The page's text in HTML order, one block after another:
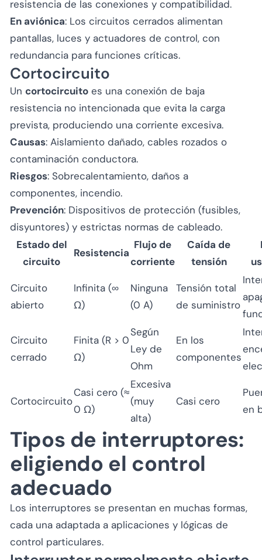
resistencia de las conexiones y compatibilidad.
En aviónica: Los circuitos cerrados alimentan
pantallas, luces y actuadores de control, con
redundancia para funciones críticas.
Cortocircuito
Un cortocircuito es una conexión de baja
resistencia no intencionada que evita la carga
prevista, produciendo una corriente excesiva.
Causas: Aislamiento dañado, cables rozados o
contaminación conductora.
Riesgos: Sobrecalentamiento, daños a
componentes, incendio.
Prevención: Dispositivos de protección (fusibles,
disyuntores) y estrictas normas de cableado.
Estado del
circuito
Resistencia
Flujo de
corriente
Caída de
tensión
Circuito
abierto
Infinita (∞
Ω)
Ninguna
(0 A)
Tensión total
de suministro
Circuito
cerrado
Finita (R > 0
Ω)
Según
Ley de
Ohm
En los
componentes
Cortocircuito
Casi cero (≈
0 Ω)
Excesiva
(muy
alta)
Casi cero
en
Tipos de interruptores:
eligiendo el control
adecuado
Los interruptores se presentan en muchas formas,
cada una adaptada a aplicaciones y lógicas de
control particulares.